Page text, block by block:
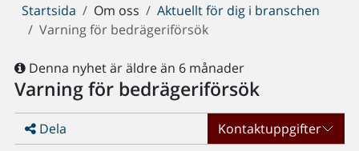
Du
är
Startsida Om oss
Aktuellt för dig i branschen
Varning för bedrägeriförsök
Denna nyhet är äldre än 6 månader
Varning för bedrägeriförsök
Dela Kontaktuppgifter